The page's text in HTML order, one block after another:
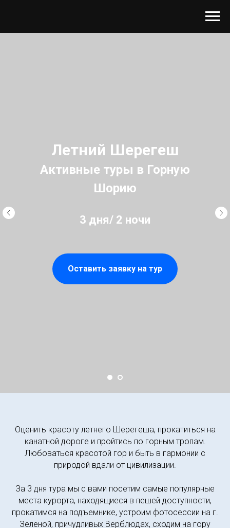
Летний Шерегеш
Активные туры в Горную
Шорию
3 дня/ 2 ночи
Оставить заявку на тур
Оценить красоту летнего Шерегеша, прокатиться на
канатной дороге и пройтись по горным тропам.
Любоваться красотой гор и быть в гармонии с
природой вдали от цивилизации.
За 3 дня тура мы с вами посетим самые популярные
места курорта, находящиеся в пешей доступности,
прокатимся на подъемнике, устроим фотосессии на г.
Зеленой, причудливых Верблюдах, сходим на гору